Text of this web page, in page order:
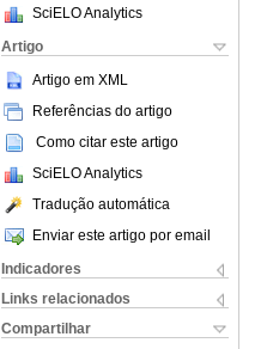
SciELO Analytics
Artigo
Artigo em XML
Referências do artigo
Como citar este artigo
SciELO Analytics
Tradução automática
Enviar este artigo por email
Indicadores
Links relacionados
Compartilhar